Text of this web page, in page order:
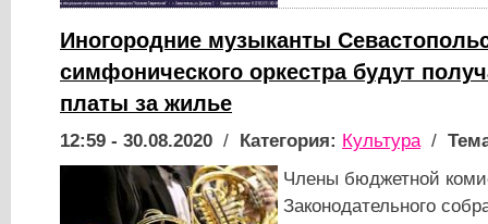
Иногородние музыканты
симфонического оркестра будут
платы за жилье
12:59 - 30.08.2020 / Категория: Культура/
Члены бюджетной
Законодательного